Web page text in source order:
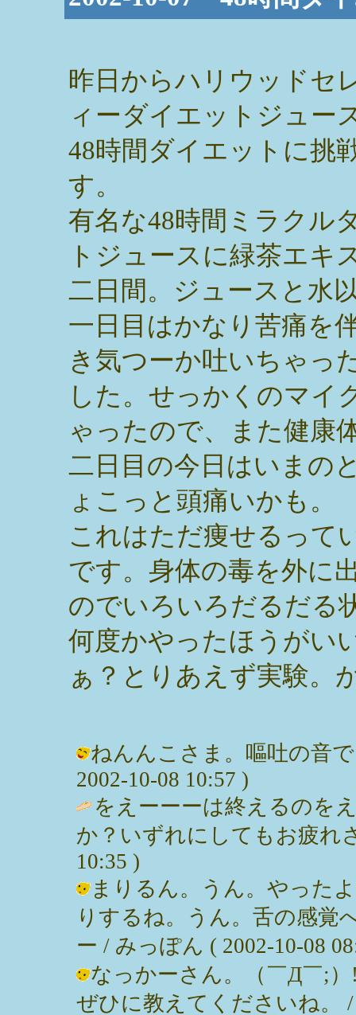
昨日からハリウッドセ
ィーダイエットジュー
48時間ダイエットに挑
す。
有名な48時間ミラクル
トジュースに緑茶エキ
二日間。ジュースと水
一日目はかなり苦痛を
き気つーか吐いちゃっ
した。せっかくのマイ
ゃったので、また健康
二日目の今日はいまの
ょこっと頭痛いかも。
これはただ痩せるって
です。身体の毒を外に
のでいろいろだるだる
何度かやったほうがい
ぁ？とりあえず実験。
ねんんこさま。嘔吐の音
2002-10-08 10:57 )
をえーーーは終えるのを
か？いずれにしてもお疲れ
10:35 )
まりるん。うん。やった
りするね。うん。舌の感覚
ー / みっぽん ( 2002-10-08
なっかーさん。（￣Д￣;
ぜひに教えてくださいね。